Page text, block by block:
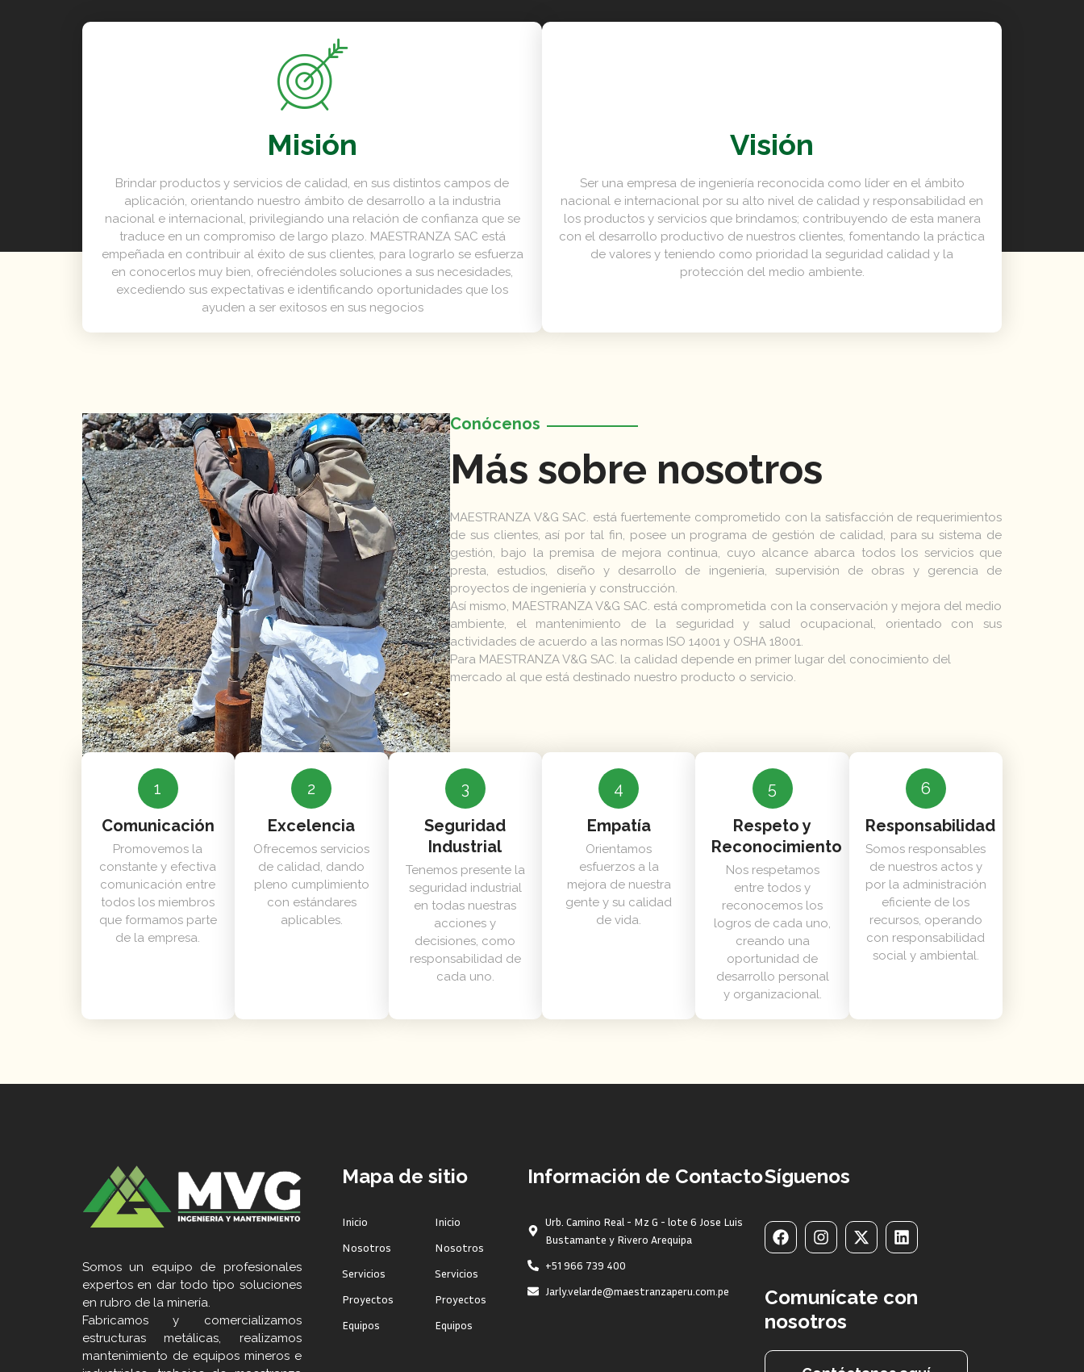
Misión
Brindar productos y servicios de calidad, en sus distintos campos de
aplicación, orientando nuestro ámbito de desarrollo a la industria
nacional e internacional, privilegiando una relación de confianza que se
traduce en un compromiso de largo plazo. MAESTRANZA SAC está
empeñada en contribuir al éxito de sus clientes, para lograrlo se esfuerza
en conocerlos muy bien, ofreciéndoles soluciones a sus necesidades,
excediendo sus expectativas e identificando oportunidades que los
ayuden a ser exitosos en sus negocios
Visión
Ser una empresa de ingeniería reconocida como líder en el ámbito
nacional e internacional por su alto nivel de calidad y responsabilidad en
los productos y servicios que brindamos; contribuyendo de esta manera
con el desarrollo productivo de nuestros clientes, fomentando la práctica
de valores y teniendo como prioridad la seguridad calidad y la
protección del medio ambiente.
Conócenos
Más sobre nosotros
MAESTRANZA V&G SAC. está fuertemente comprometido con la satisfacción de requerimientos
de sus clientes, así por tal fin, posee un programa de gestión de calidad, para su sistema de
gestión, bajo la premisa de mejora continua, cuyo alcance abarca todos los servicios que
presta, estudios, diseño y desarrollo de ingeniería, supervisión de obras y gerencia de
proyectos de ingeniería y construcción.
Así mismo, MAESTRANZA V&G SAC. está comprometida con la conservación y mejora del medio
ambiente, el mantenimiento de la seguridad y salud ocupacional, orientado con sus
actividades de acuerdo a las normas ISO 14001 y OSHA 18001.
Para MAESTRANZA V&G SAC. la calidad depende en primer lugar del conocimiento del
mercado al que está destinado nuestro producto o servicio.
1
Comunicación
Promovemos la
constante y efectiva
comunicación entre
todos los miembros
que formamos parte
de la empresa.
2
Excelencia
Ofrecemos servicios
de calidad, dando
pleno cumplimiento
con estándares
aplicables.
3
Seguridad
Industrial
Tenemos presente la
seguridad industrial
en todas nuestras
acciones y
decisiones, como
responsabilidad de
cada uno.
4
Empatía
Orientamos
esfuerzos a la
mejora de nuestra
gente y su calidad
de vida.
5
Respeto y
Reconocimiento
Nos respetamos
entre todos y
reconocemos los
logros de cada uno,
creando una
oportunidad de
desarrollo personal
y organizacional.
6
Responsabilidad
Somos responsables
de nuestros actos y
por la administración
eficiente de los
recursos, operando
con responsabilidad
social y ambiental.
Somos un equipo de profesionales
expertos en dar todo tipo soluciones
en rubro de la minería.
Fabricamos y comercializamos
estructuras metálicas, realizamos
mantenimiento de equipos mineros e
Mapa de sitio
Inicio
Nosotros
Servicios
Proyectos
Equipos
Inicio
Nosotros
Servicios
Proyectos
Equipos
Información de Contacto
Urb. Camino Real - Mz G - lote 6 Jose Luis
Bustamante y Rivero Arequipa
+51 966 739 400
Jarly.velarde@maestranzaperu.com.pe
Síguenos
Comunícate con
nosotros